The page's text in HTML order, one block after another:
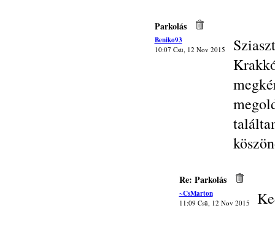
Parkolás
Beniko93
10:07 Csü, 12 Nov 2015
Re: Parkolás
~CsMarton
11:09 Csü, 12 Nov 2015